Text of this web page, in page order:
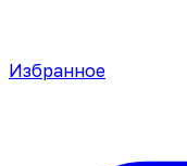
Избранное